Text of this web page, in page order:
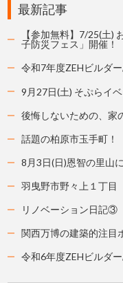
最新記事
【参加無料】7/25(土)
子防災フェス」開催！
令和7年度ZEHビルダ
9月27日(土) そぷらイ
後悔しないための、家
話題の柏原市玉手町！
8月3日(日)恩智の里山
羽曳野市野々上１丁
リノベーション日記③
関西万博の建築的注目
令和6年度ZEHビルダ